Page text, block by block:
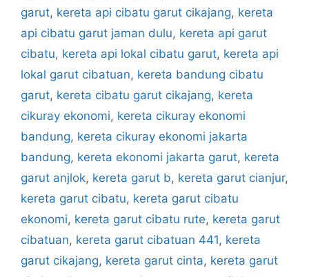
garut, kereta api cibatu garut cikajang, kereta
api cibatu garut jaman dulu, kereta api garut
cibatu, kereta api lokal cibatu garut, kereta api
lokal garut cibatuan, kereta bandung cibatu
garut, kereta cibatu garut cikajang, kereta
cikuray ekonomi, kereta cikuray ekonomi
bandung, kereta cikuray ekonomi jakarta
bandung, kereta ekonomi jakarta garut, kereta
garut anjlok, kereta garut b, kereta garut cianjur,
kereta garut cibatu, kereta garut cibatu
ekonomi, kereta garut cibatu rute, kereta garut
cibatuan, kereta garut cibatuan 441, kereta
garut cikajang, kereta garut cinta, kereta garut